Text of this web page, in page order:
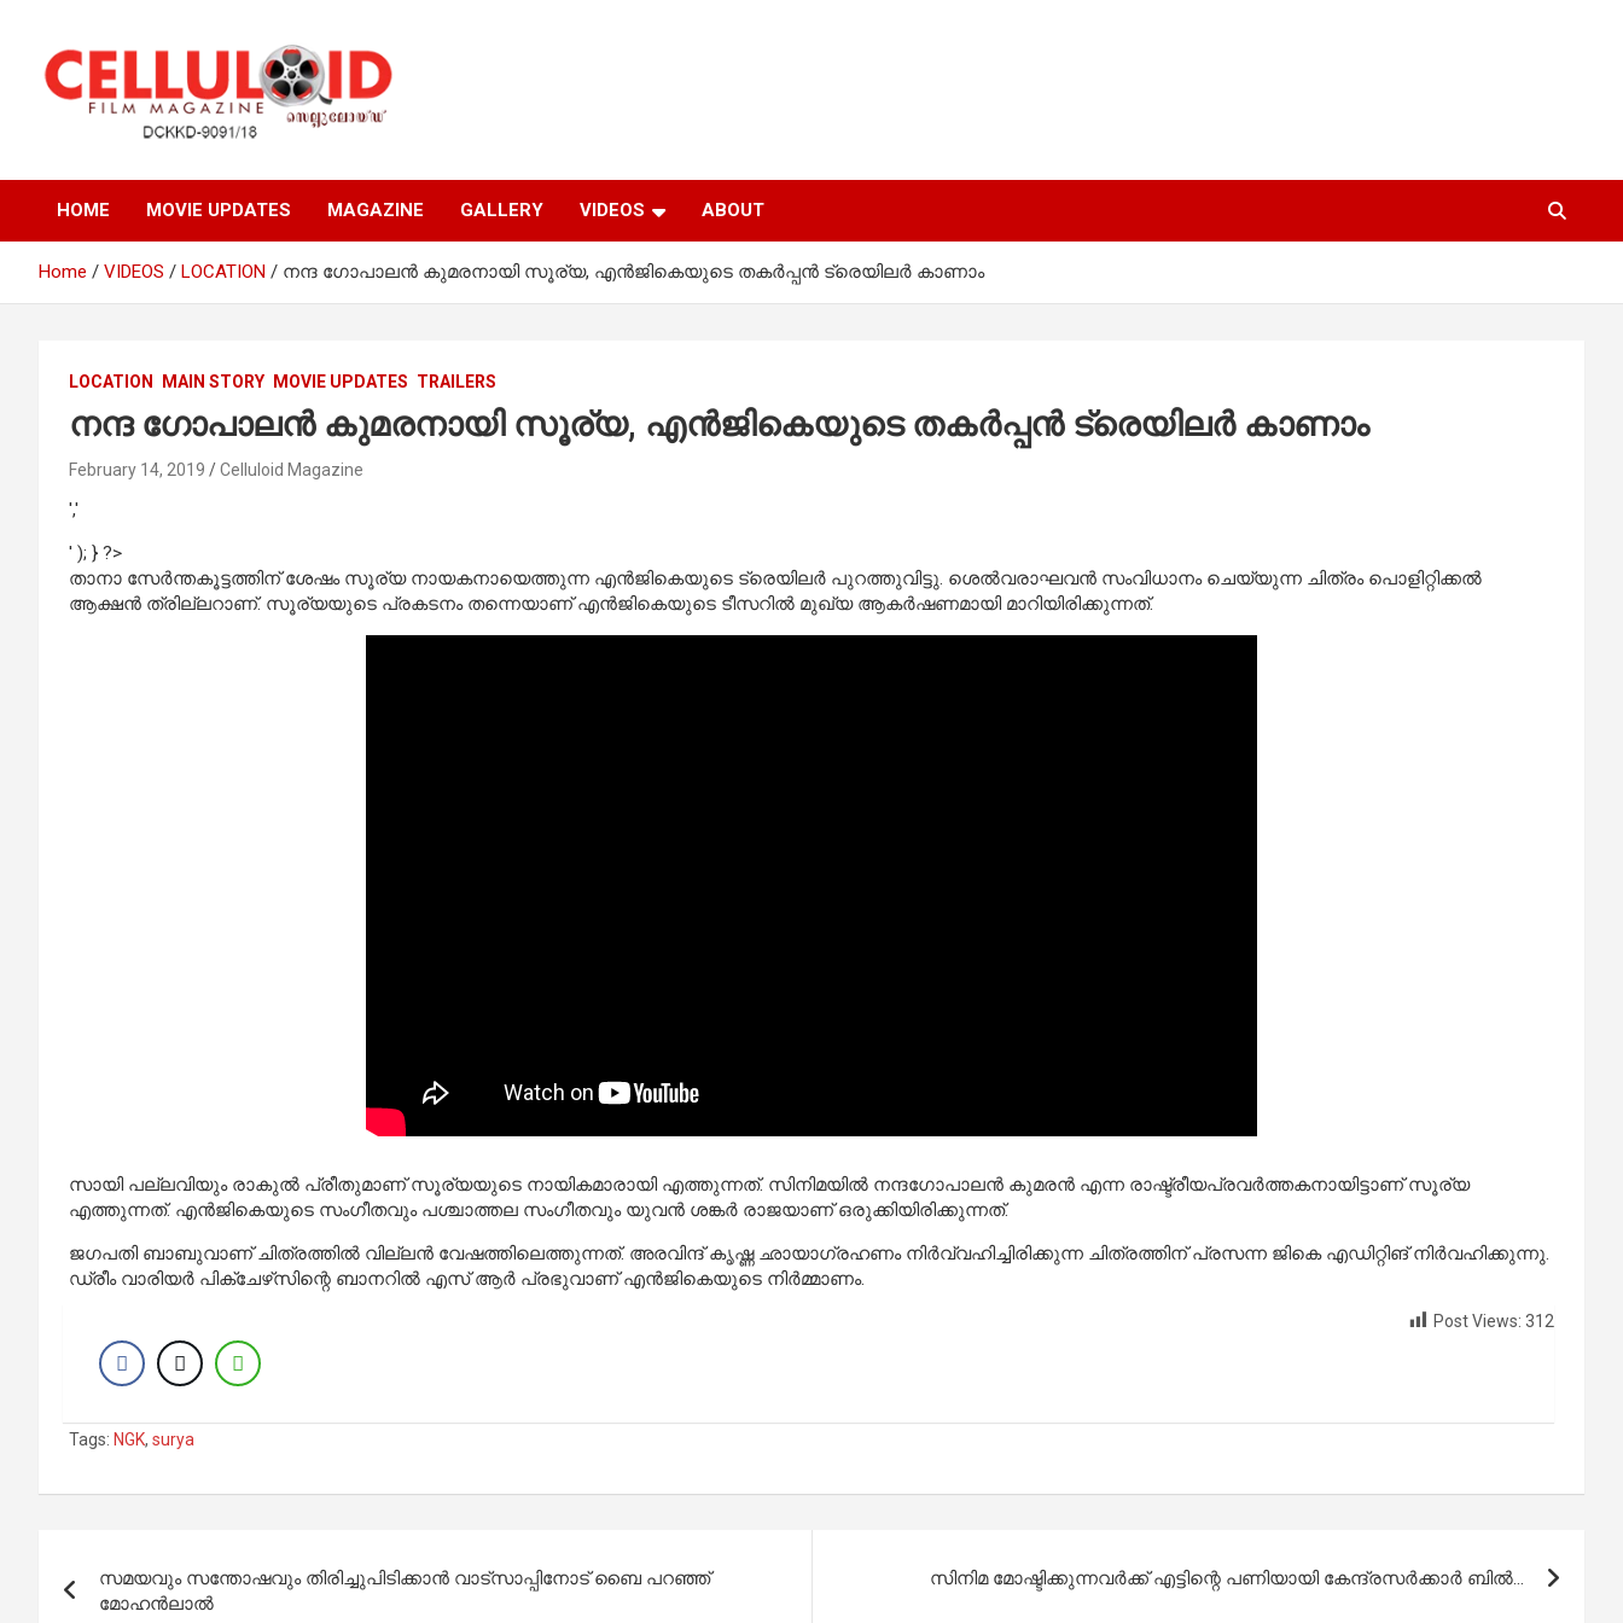
content
celluloid
HOME MOVIE UPDATES MAGAZINE GALLERY VIDEOS ABOUT
Home VIDEOS LOCATION നന്ദ ഗോപാലന്‍ കുമരനായി സൂര്യ, എന്‍ജികെയുടെ തകര്‍പ്പന്‍ ട്രെയിലര്‍ കാണാം
LOCATION MAIN STORY MOVIE UPDATES TRAILERS
നന്ദ ഗോപാലന്‍ കുമരനായി സൂര്യ, എന്‍ജികെയുടെ തകര്‍പ്പന്‍ ട്രെയിലര്‍ കാണാം
February 14, 2019 Celluloid Magazine
','
' ); } ?>
താനാ സേര്‍ന്തകൂട്ടത്തിന് ശേഷം സൂര്യ നായകനായെത്തുന്ന എന്‍ജികെയുടെ ട്രെയിലര്‍ പുറത്തുവിട്ടു. ശെല്‍വരാഘവന്‍ സംവിധാനം ചെയ്യുന്ന ചിത്രം പൊളിറ്റിക്കല്‍
ആക്ഷന്‍ ത്രില്ലറാണ്. സൂര്യയുടെ പ്രകടനം തന്നെയാണ് എന്‍ജികെയുടെ ടീസറില്‍ മുഖ്യ ആകര്‍ഷണമായി മാറിയിരിക്കുന്നത്.
സായി പല്ലവിയും രാകുല്‍ പ്രീതുമാണ് സൂര്യയുടെ നായികമാരായി എത്തുന്നത്. സിനിമയില്‍ നന്ദഗോപാലന്‍ കുമരന്‍ എന്ന രാഷ്ട്രീയപ്രവര്‍ത്തകനായിട്ടാണ് സൂര്യ
എത്തുന്നത്. എന്‍ജികെയുടെ സംഗീതവും പശ്ചാത്തല സംഗീതവും യുവന്‍ ശങ്കര്‍ രാജയാണ് ഒരുക്കിയിരിക്കുന്നത്.
ജഗപതി ബാബുവാണ് ചിത്രത്തില്‍ വില്ലന്‍ വേഷത്തിലെത്തുന്നത്. അരവിന്ദ് കൃഷ്ണ ഛായാഗ്രഹണം നിര്‍വ്വഹിച്ചിരിക്കുന്ന ചിത്രത്തിന് പ്രസന്ന ജികെ എഡിറ്റിങ് നിര്‍വഹിക്കുന്നു.
ഡ്രീം വാരിയര്‍ പിക്‌ചേഴ്‌സിന്റെ ബാനറില്‍ എസ് ആര്‍ പ്രഭുവാണ് എന്‍ജികെയുടെ നിര്‍മ്മാണം.
Post Views: 312
Tags: NGK, surya
navigation
സമയവും സന്തോഷവും തിരിച്ചുപിടിക്കാന്‍ വാട്‌സാപ്പിനോട് ബൈ പറഞ്ഞ്
മോഹന്‍ലാല്‍
സിനിമ മോഷ്ടിക്കുന്നവര്‍ക്ക് എട്ടിന്റെ പണിയായി കേന്ദ്രസര്‍ക്കാര്‍ ബില്‍…